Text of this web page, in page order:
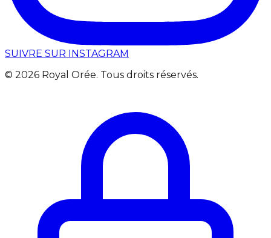
SUIVRE SUR INSTAGRAM
© 2026 Royal Orée. Tous droits réservés.